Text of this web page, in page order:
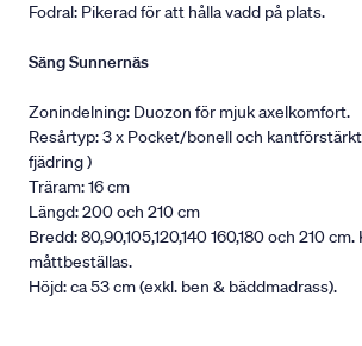
Fodral: Pikerad för att hålla vadd på plats.
Säng Sunnernäs
Zonindelning: Duozon för mjuk axelkomfort.
Resårtyp: 3 x Pocket/bonell och
fjädring )
Träram: 16 cm
Längd: 200 och 210 cm
Bredd: 80,90,105,120,140 160,180 och 210 cm.
måttbeställas.
Höjd: ca 53 cm (exkl. ben & bäddmadrass).